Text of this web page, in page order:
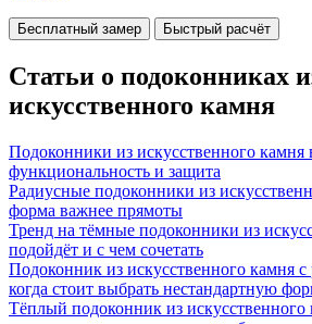
Бесплатный замер Быстрый расчёт
Статьи о подоконниках
искусственного камня
Подоконники из искусственного камня
функциональность и защита
Радиусные подоконники из
форма важнее прямоты
Тренд на тёмные подоконники из
подойдёт и с чем сочетать
Подоконник из искусственного камня
когда стоит выбрать нестандартную
Тёплый подоконник из искусственного